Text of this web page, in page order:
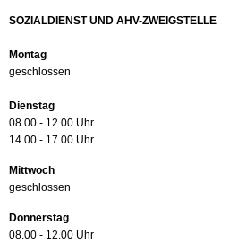
SOZIALDIENST UND AHV-ZWEIGSTELLE
Montag
geschlossen
Dienstag
08.00 - 12.00 Uhr
14.00 - 17.00 Uhr
Mittwoch
geschlossen
Donnerstag
08.00 - 12.00 Uhr